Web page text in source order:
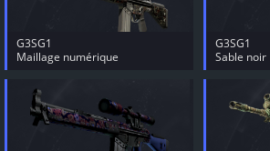
G3SG1
Maillage numérique
G3SG1
Sable noir